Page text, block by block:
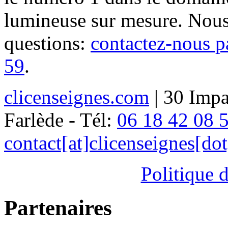
lumineuse sur mesure.
questions: contactez-nous
59.
clicenseignes.com | 30
Farlède - Tél: 06 18 42 08
Politique
Partenaires